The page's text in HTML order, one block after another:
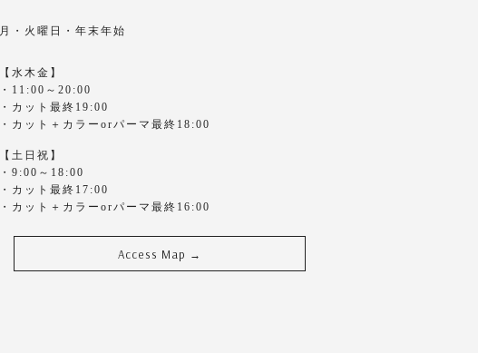
月・火曜日・年末年始
【水木金】
・11:00～20:00
・カット最終19:00
・カット＋カラーorパーマ最終18:00
【土日祝】
・9:00～18:00
・カット最終17:00
・カット＋カラーorパーマ最終16:00
Access Map →